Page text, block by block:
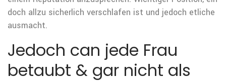
doch allzu sicherlich verschlafen ist und jedoch etliche
ausmacht.
Jedoch can jede Frau
betaubt & gar nicht als